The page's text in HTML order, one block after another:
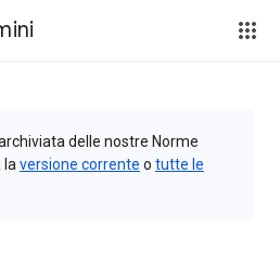
delle nostre Norme
la versione corrente o tutte le